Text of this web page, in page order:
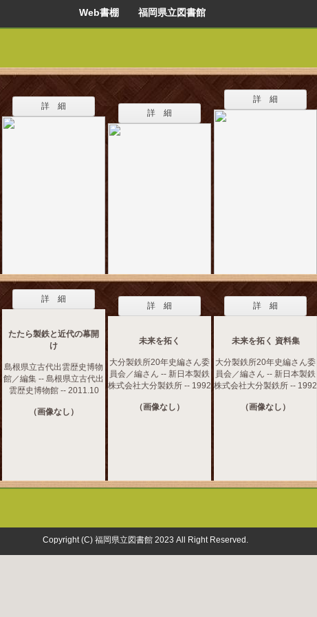
Web書棚 福岡県立図書館
詳 細
詳 細
詳 細
詳 細
たたら製鉄と近代の幕開
け
島根県立古代出雲歴史博物
館／編集 -- 島根県立古代出
雲歴史博物館 -- 2011.10
（画像なし）
詳 細
未来を拓く
大分製鉄所20年史編さん委
員会／編さん -- 新日本製鉄
株式会社大分製鉄所 -- 1992
（画像なし）
詳 細
未来を拓く 資料集
大分製鉄所20年史編さん委
員会／編さん -- 新日本製鉄
株式会社大分製鉄所 -- 1992
（画像なし）
Copyright (C) 福岡県立図書館 2023 All Right Reserved.